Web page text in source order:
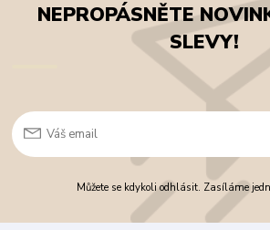
NEPROPÁSNĚTE
SLEVY!
Můžete se kdykoli odhlásit. Zasíláme